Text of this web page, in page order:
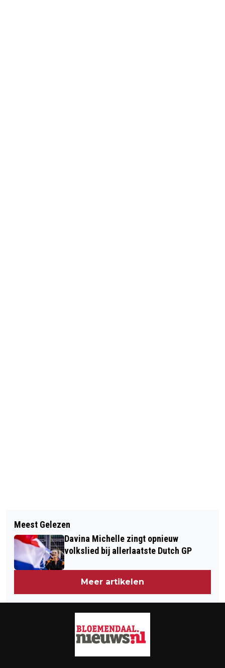
REGIO: BESTUURDERS ONDER INVLOED
AANGEHOUDEN IN HAARLEM EN
HEEMSTEDE
FIETSER MAANDAGAVOND GEWOND
GERAAKT BIJ AANRIJDING
RAAKSBRUG
Meest Gelezen
Davina Michelle zingt opnieuw
volkslied bij allerlaatste Dutch GP
Meer artikelen